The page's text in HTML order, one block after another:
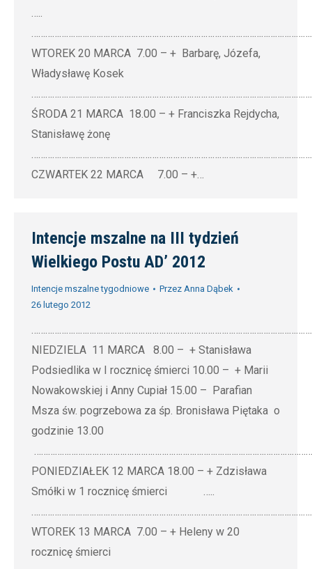
…..
WTOREK 20 MARCA 7.00 – + Barbarę, Józefa,
Władysławę Kosek
ŚRODA 21 MARCA 18.00 – + Franciszka Rejdycha,
Stanisławę żonę
CZWARTEK 22 MARCA 7.00 – +…
Intencje mszalne na III tydzień
Wielkiego Postu AD’ 2012
Intencje mszalne tygodniowe Przez Anna Dąbek
26 lutego 2012
NIEDZIELA 11 MARCA 8.00 – + Stanisława
Podsiedlika w I rocznicę śmierci 10.00 – + Marii
Nowakowskiej i Anny Cupiał 15.00 – Parafian
Msza św. pogrzebowa za śp. Bronisława Piętaka o
godzinie 13.00
PONIEDZIAŁEK 12 MARCA 18.00 – + Zdzisława
Smółki w 1 rocznicę śmierci …..
WTOREK 13 MARCA 7.00 – + Heleny w 20
rocznicę śmierci